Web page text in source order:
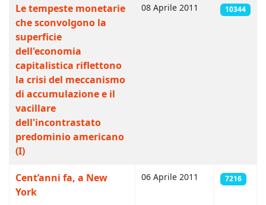
Le tempeste monetarie
che sconvolgono la
superficie
dell'economia
capitalistica riflettono
la crisi del meccanismo
di accumulazione e il
vacillare
dell'incontrastato
predominio americano
(I)
08 Aprile 2011 10344
Cent’anni fa, a New
York
06 Aprile 2011 7216